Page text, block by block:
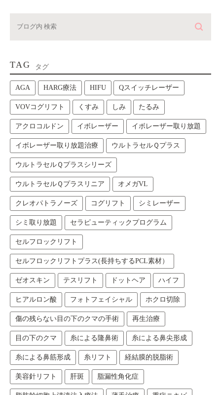
TAG タグ
AGA HARG療法 HIFU Qスイッチレーザー
VOVコグリフト くすみ しみ たるみ
アクロコルドン イボレーザー イボレーザー取り放題
イボレーザー取り放題治療 ウルトラセルＱプラス
ウルトラセルＱプラスシリーズ
ウルトラセルＱプラスリニア オメガVL
クレオパトラノーズ コグリフト シミレーザー
シミ取り放題 セラピューティックプログラム
セルフロックリフト
セルフロックリフトプラス(長持ちするPCL素材）
ゼオスキン テスリフト ドットヘア ハイフ
ヒアルロン酸 フォトフェイシャル ホクロ切除
傷の残らない目の下のクマの手術 再生治療
目の下のクマ 糸による隆鼻術 糸による鼻尖形成
糸による鼻筋形成 糸リフト 経結膜的脱脂術
美容針リフト 肝斑 脂漏性角化症